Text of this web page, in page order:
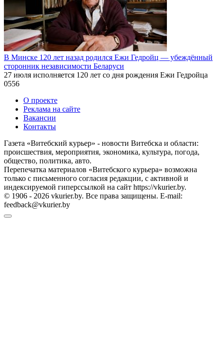
В Минске 120 лет назад родился Ежи Гедройц — убеждённый
сторонник независимости Беларуси
27 июля исполняется 120 лет со дня рождения Ежи Гедройца
0556
О проекте
Реклама на сайте
Вакансии
Контакты
Газета «Витебский курьер» - новости Витебска и области:
происшествия, мероприятия, экономика, культура, погода,
общество, политика, авто.
Перепечатка материалов «Витебского курьера» возможна
только с письменного согласия редакции, с активной и
индексируемой гиперссылкой на сайт https://vkurier.by.
© 1906 - 2026 vkurier.by. Все права защищены. E-mail:
feedback@vkurier.by